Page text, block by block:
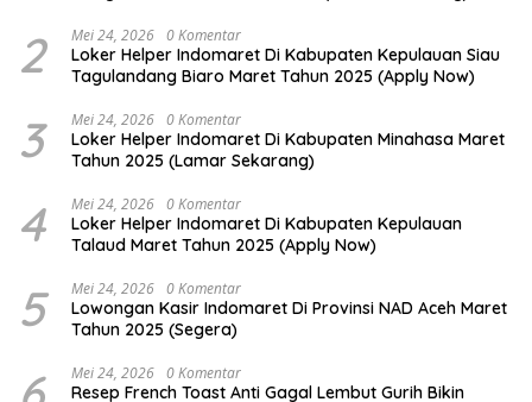
2 Mei 24, 2026 0 Komentar
Loker Helper Indomaret Di Kabupaten Kepulauan Siau
Tagulandang Biaro Maret Tahun 2025 (Apply Now)
3 Mei 24, 2026 0 Komentar
Loker Helper Indomaret Di Kabupaten Minahasa Maret
Tahun 2025 (Lamar Sekarang)
4 Mei 24, 2026 0 Komentar
Loker Helper Indomaret Di Kabupaten Kepulauan
Talaud Maret Tahun 2025 (Apply Now)
5 Mei 24, 2026 0 Komentar
Lowongan Kasir Indomaret Di Provinsi NAD Aceh Maret
Tahun 2025 (Segera)
Mei 24, 2026 0 Komentar
Resep French Toast Anti Gagal Lembut Gurih Bikin